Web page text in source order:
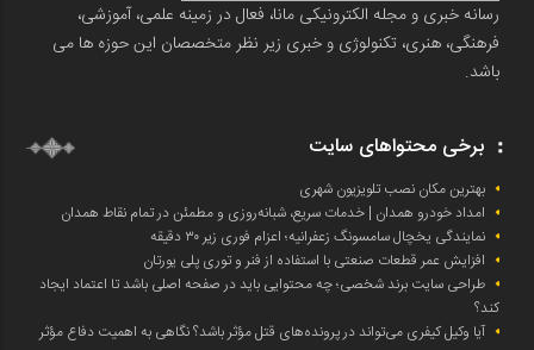
رسانه خبری و مجله الکترونیکی مانا، فعال در زمینه علمی، آموزشی،
فرهنگی، هنری، تکنولوژی و خبری زیر نظر متخصصان این حوزه ها می
باشد.
برخی محتواهای سایت
بهترین مکان نصب تلویزیون شهری
امداد خودرو همدان | خدمات سریع، شبانه‌روزی و مطمئن در تمام نقاط همدان
نمایندگی یخچال سامسونگ زعفرانیه؛ اعزام فوری زیر ۳۰ دقیقه
افزایش عمر قطعات صنعتی با استفاده از فنر و توری پلی یورتان
طراحی سایت برند شخصی؛ چه محتوایی باید در صفحه اصلی باشد تا اعتماد ایجاد
کند؟
آیا وکیل کیفری می‌تواند در پرونده‌های قتل مؤثر باشد؟ نگاهی به اهمیت دفاع مؤثر